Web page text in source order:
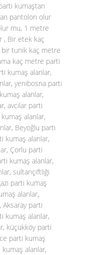
kumaştan
pantolon olur
mu, 1 metre
, Bir etek kaç
bir tunik kaç metre
kaç metre parti
kumaş alanlar,
yenibosna parti
alanlar,
avcılar parti
alanlar,
Beyoğlu parti
kumaş alanlar,
Çorlu parti
kumaş alanlar,
sultançiftliği
parti kumaş
alanlar,
Aksaray parti
kumaş alanlar,
küçükköy parti
parti kumaş
alanlar,